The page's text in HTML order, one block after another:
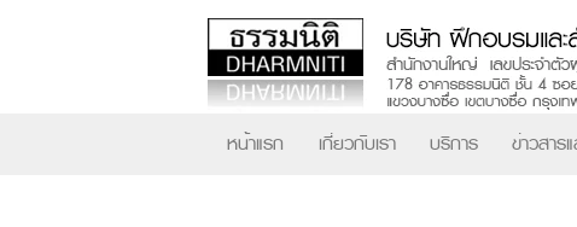
หน้าแรก เกี่ยวกับเรา บริการ ข่าวสาร